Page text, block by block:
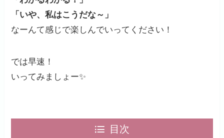
「いや、私はこうだな～」
なーんて感じで楽しんでいってください！
では早速！
いってみましょー✨
目次